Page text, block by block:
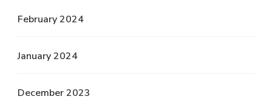
February 2024
January 2024
December 2023